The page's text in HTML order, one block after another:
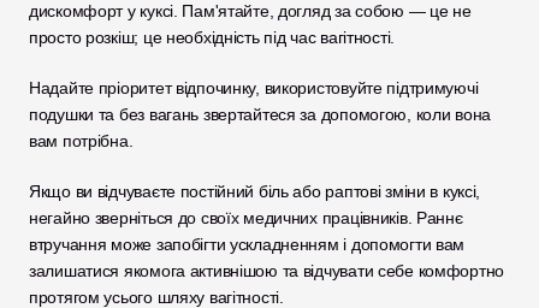
дискомфорт у куксі. Пам'ятайте, догляд за собою — це не
просто розкіш; це необхідність під час вагітності.
Надайте пріоритет відпочинку, використовуйте підтримуючі
подушки та без вагань звертайтеся за допомогою, коли вона
вам потрібна.
Якщо ви відчуваєте постійний біль або раптові зміни в куксі,
негайно зверніться до своїх медичних працівників. Раннє
втручання може запобігти ускладненням і допомогти вам
залишатися якомога активнішою та відчувати себе комфортно
протягом усього шляху вагітності.